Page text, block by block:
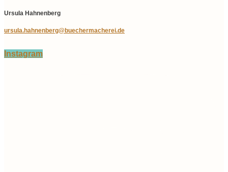
Ursula Hahnenberg
ursula.hahnenberg@buechermacherei.de
Instagram